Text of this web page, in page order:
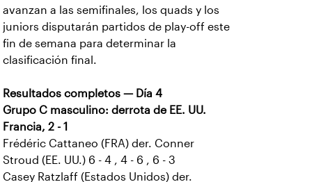
avanzan a las semifinales, los quads y los
juniors disputarán partidos de play-off este
fin de semana para determinar la
clasificación final.
Resultados completos — Día 4
Grupo C masculino: derrota de EE. UU.
Francia, 2 - 1
Frédéric Cattaneo (FRA) der. Conner
Stroud (EE. UU.) 6 - 4 , 4 - 6 , 6 - 3
Casey Ratzlaff (Estados Unidos) der.